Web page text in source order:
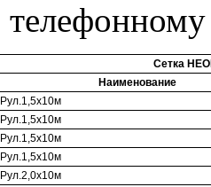
Наименование
Сетка